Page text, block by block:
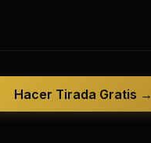
Hacer Tirada Gratis →